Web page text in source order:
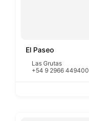
El Paseo
Las Grutas
+54 9 2966 449400